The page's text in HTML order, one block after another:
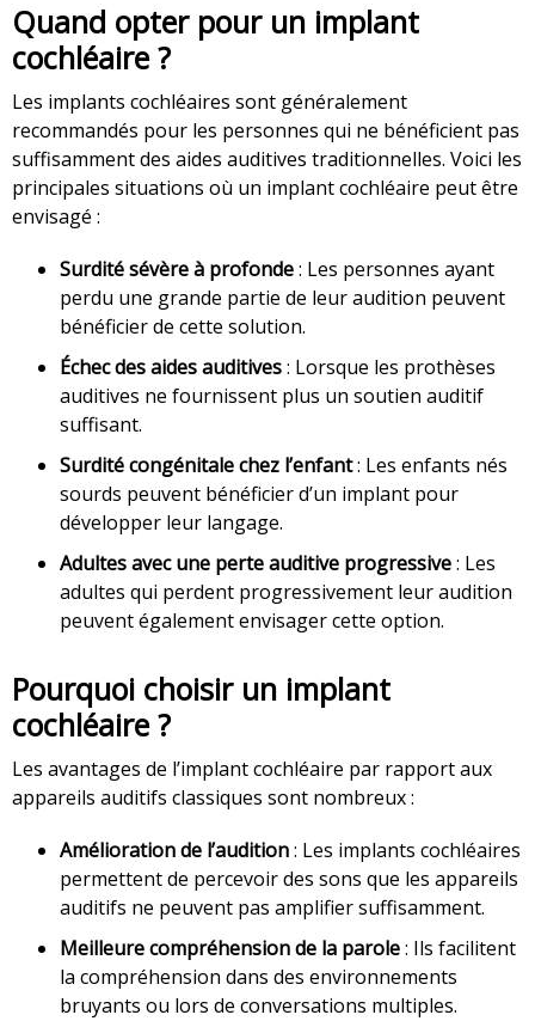
Quand opter pour un implant
cochléaire ?
Les implants cochléaires sont généralement
recommandés pour les personnes qui ne bénéficient pas
suffisamment des aides auditives traditionnelles. Voici les
principales situations où un implant cochléaire peut être
envisagé :
Surdité sévère à profonde: Les personnes ayant
perdu une grande partie de leur audition peuvent
bénéficier de cette solution.
Échec des aides auditives: Lorsque les prothèses
auditives ne fournissent plus un soutien auditif
suffisant.
Surdité congénitale chez l’enfant: Les enfants nés
sourds peuvent bénéficier d’un implant pour
développer leur langage.
Adultes avec une perte auditive progressive: Les
adultes qui perdent progressivement leur audition
peuvent également envisager cette option.
Pourquoi choisir un implant
cochléaire ?
Les avantages de l’implant cochléaire par rapport aux
appareils auditifs classiques sont nombreux :
Amélioration de l’audition: Les implants cochléaires
permettent de percevoir des sons que les appareils
auditifs ne peuvent pas amplifier suffisamment.
Meilleure compréhension de la parole: Ils facilitent
la compréhension dans des environnements
bruyants ou lors de conversations multiples.